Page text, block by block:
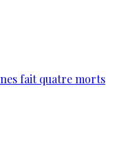
fait quatre morts